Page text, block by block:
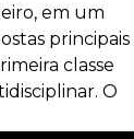
em um
principais
classe
O